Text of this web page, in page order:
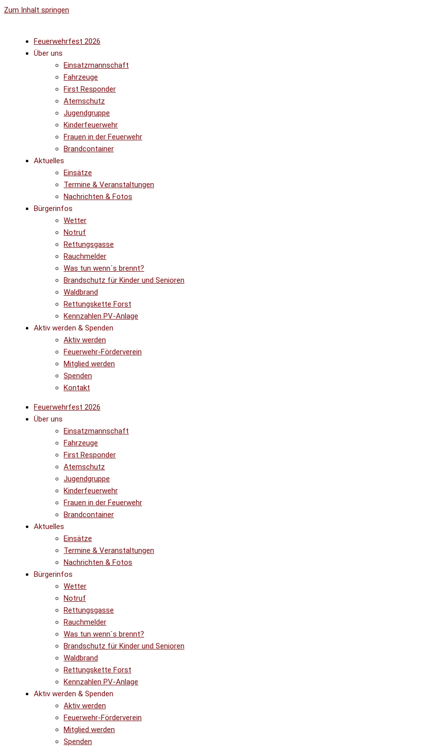
Zum Inhalt springen
Feuerwehrfest 2026
Über uns
Einsatzmannschaft
Fahrzeuge
First Responder
Atemschutz
Jugendgruppe
Kinderfeuerwehr
Frauen in der Feuerwehr
Brandcontainer
Aktuelles
Einsätze
Termine & Veranstaltungen
Nachrichten & Fotos
Bürgerinfos
Wetter
Notruf
Rettungsgasse
Rauchmelder
Was tun wenn´s brennt?
Brandschutz für Kinder und Senioren
Waldbrand
Rettungskette Forst
Kennzahlen PV-Anlage
Aktiv werden & Spenden
Aktiv werden
Feuerwehr-Förderverein
Mitglied werden
Spenden
Kontakt
Feuerwehrfest 2026
Über uns
Einsatzmannschaft
Fahrzeuge
First Responder
Atemschutz
Jugendgruppe
Kinderfeuerwehr
Frauen in der Feuerwehr
Brandcontainer
Aktuelles
Einsätze
Termine & Veranstaltungen
Nachrichten & Fotos
Bürgerinfos
Wetter
Notruf
Rettungsgasse
Rauchmelder
Was tun wenn´s brennt?
Brandschutz für Kinder und Senioren
Waldbrand
Rettungskette Forst
Kennzahlen PV-Anlage
Aktiv werden & Spenden
Aktiv werden
Feuerwehr-Förderverein
Mitglied werden
Spenden